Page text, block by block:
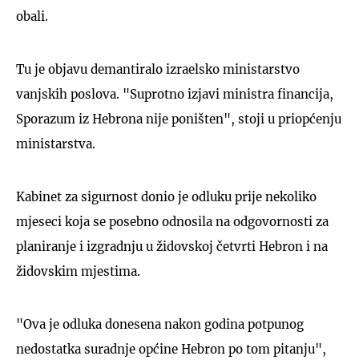
obali.
Tu je objavu demantiralo izraelsko ministarstvo
vanjskih poslova. "Suprotno izjavi ministra financija,
Sporazum iz Hebrona nije poništen", stoji u priopćenju
ministarstva.
Kabinet za sigurnost donio je odluku prije nekoliko
mjeseci koja se posebno odnosila na odgovornosti za
planiranje i izgradnju u židovskoj četvrti Hebron i na
židovskim mjestima.
"Ova je odluka donesena nakon godina potpunog
nedostatka suradnje općine Hebron po tom pitanju",